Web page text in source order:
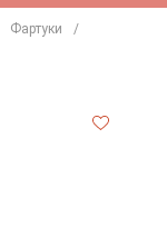
Фартуки